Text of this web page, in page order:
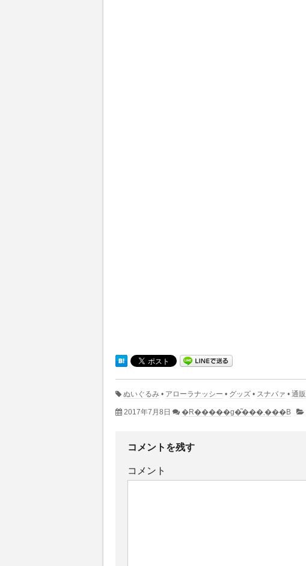
ぬいぐるみ • アローラナッシー • グッズ • スナバァ • 通販
2017年7月8日 �R�����g�͂���܂���B
コメントを残す
コメント